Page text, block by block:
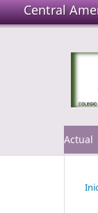
Central
Actual